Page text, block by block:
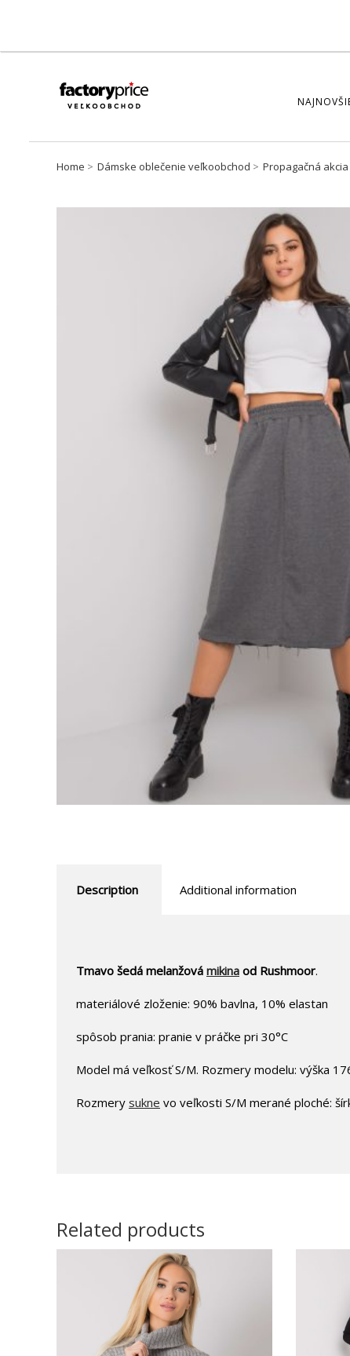
Home Dámske oblečenie veľkoobchod Propagačná akcia
Description Additional information
Tmavo šedá melanžová mikina od Rushmoor.
materiálové zloženie: 90% bavlna, 10% elastan
spôsob prania: pranie v práčke pri 30°C
Model má veľkosť S/M. Rozmery modelu: výška
Rozmery sukne vo veľkosti S/M merané ploché:
Related products